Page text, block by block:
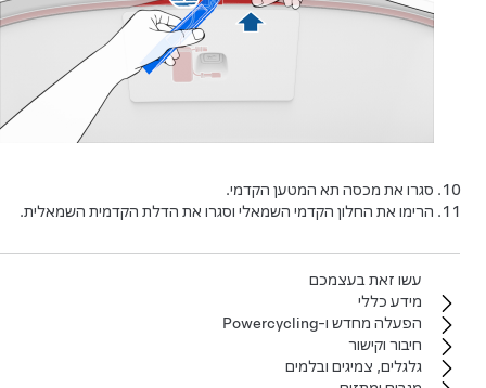
סגרו את מכסה תא המטען הקדמי.
הרימו את החלון הקדמי השמאלי וסגרו את הדלת הקדמית השמאלית.
עשו זאת בעצמכם
מידע כללי
הפעלה מחדש ו-Powercycling
חיבור וקישור
גלגלים, צמיגים ובלמים